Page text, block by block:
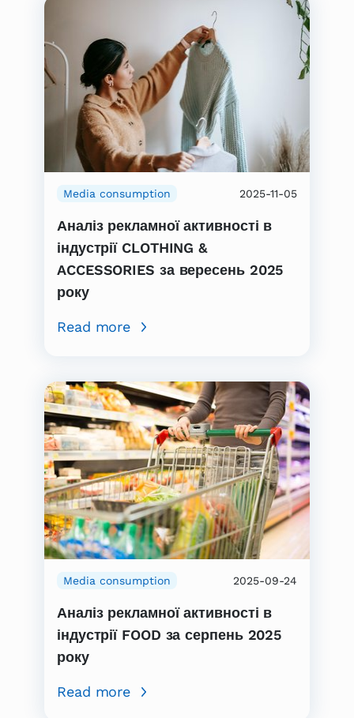
Media consumption 2025-11-05
Аналіз рекламної активності в
індустрії CLOTHING &
ACCESSORIES за вересень 2025
року
Read more
Media consumption 2025-09-24
Аналіз рекламної активності в
індустрії FOOD за серпень 2025
року
Read more